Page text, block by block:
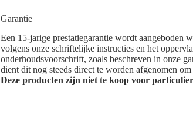
Garantie
Een 15-jarige prestatiegarantie wordt aangeboden
volgens onze schriftelijke instructies en het
onderhoudsvoorschrift, zoals beschreven in onze
dient dit nog steeds direct te worden afgenomen om
Deze producten zijn niet te koop voor